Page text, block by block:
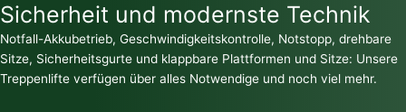
Sicherheit und modernste Technik
Notfall-Akkubetrieb, Geschwindigkeitskontrolle, Notstopp, drehbare
Sitze, Sicherheitsgurte und klappbare Plattformen und Sitze: Unsere
Treppenlifte verfügen über alles Notwendige und noch viel mehr.